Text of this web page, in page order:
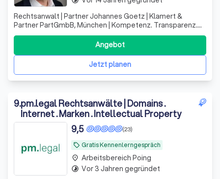
Rechtsanwalt | Partner Johannes Goetz | Klamert &
Partner PartGmbB, München | Kompetenz. Transparenz.
Vertrauen.
Jetzt planen
Angebot
9.pm.legal Rechtsanwälte | Domains .
Internet . Marken . Intellectual Property
local_offer Gratis Kennenlerngespräch
(23)
9,5
place Arbeitsbereich Poing
timelapse Vor 3 Jahren gegründet